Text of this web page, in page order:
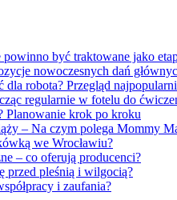
być traktowane jako
nowoczesnych dań
robota? Przegląd
regularnie w fotelu do
Planowanie krok po kroku
– Na czym polega Mommy
we Wrocławiu?
– co oferują producenci?
przed pleśnią i wilgocią?
i zaufania?